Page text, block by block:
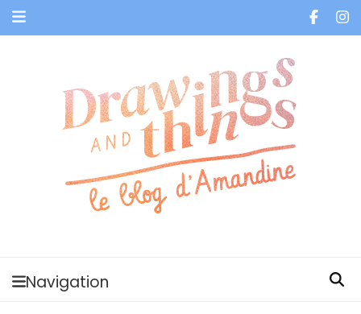
Navigation